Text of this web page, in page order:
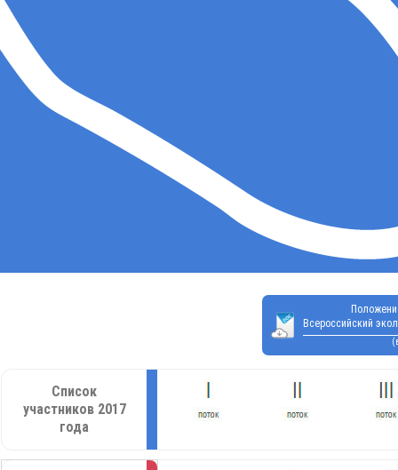
Всероссийский
Список
участников 2017
года